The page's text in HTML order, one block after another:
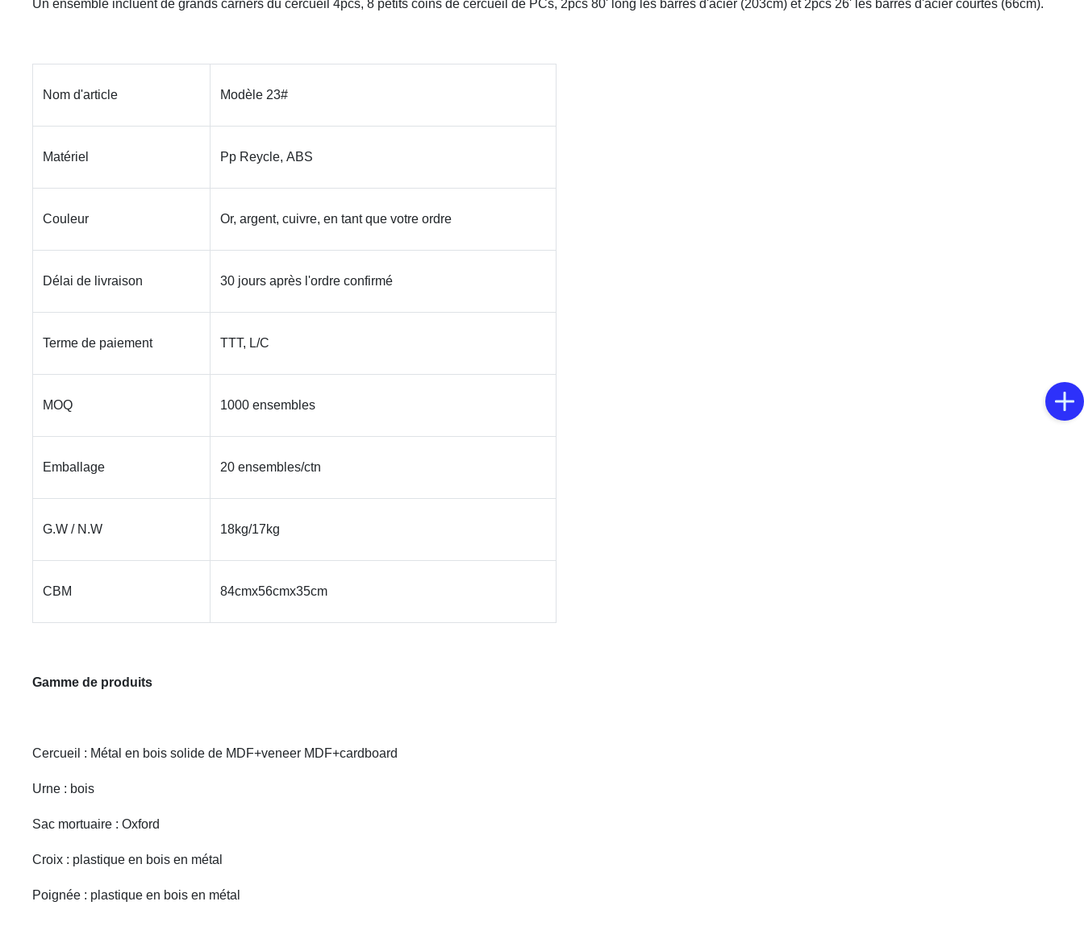
Un ensemble incluent de grands carners du cercueil 4pcs, 8 petits coins de cercueil de PCs, 2pcs 80' long les barres d'acier (203cm) et 2pcs 26' les barres d'acier courtes (66cm).
Nom d'article Modèle 23#
Matériel Pp Reycle, ABS
Couleur Or, argent, cuivre, en tant que votre ordre
Délai de livraison 30 jours après l'ordre confirmé
Terme de paiement TTT, L/C
MOQ 1000 ensembles
Emballage 20 ensembles/ctn
G.W / N.W 18kg/17kg
CBM 84cmx56cmx35cm
Gamme de produits
Cercueil : Métal en bois solide de MDF+veneer MDF+cardboard
Urne : bois
Sac mortuaire : Oxford
Croix : plastique en bois en métal
Poignée : plastique en bois en métal